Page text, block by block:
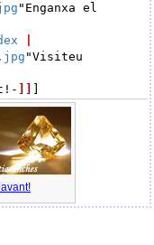
"Enganxa el
"Visiteu